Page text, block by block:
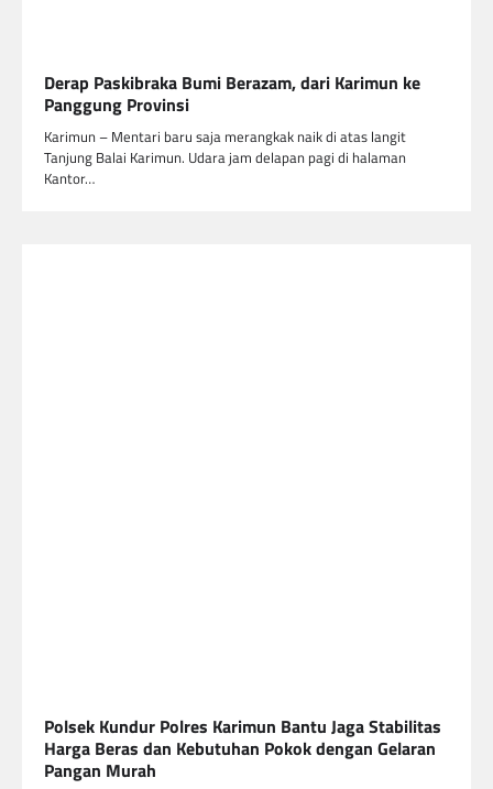
Derap Paskibraka Bumi Berazam, dari Karimun ke
Panggung Provinsi
Karimun – Mentari baru saja merangkak naik di atas langit
Tanjung Balai Karimun. Udara jam delapan pagi di halaman
Kantor…
Polsek Kundur Polres Karimun Bantu Jaga Stabilitas
Harga Beras dan Kebutuhan Pokok dengan Gelaran
Pangan Murah